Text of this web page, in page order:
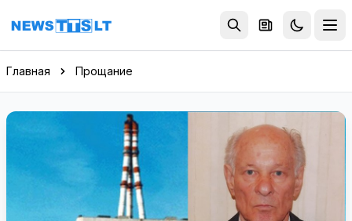
Перейти к содержимому
Главная Прощание